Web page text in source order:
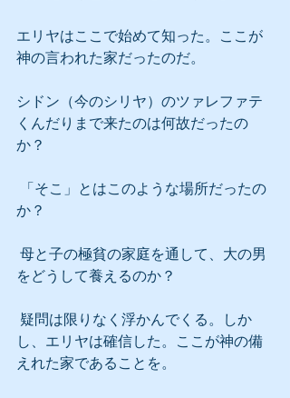
エリヤはここで始めて知った。ここが
神の言われた家だったのだ。
シドン（今のシリヤ）のツァレファテ
くんだりまで来たのは何故だったの
か？
か？
をどうして養えるのか？
し、エリヤは確信した。ここが神の備
えれた家であることを。